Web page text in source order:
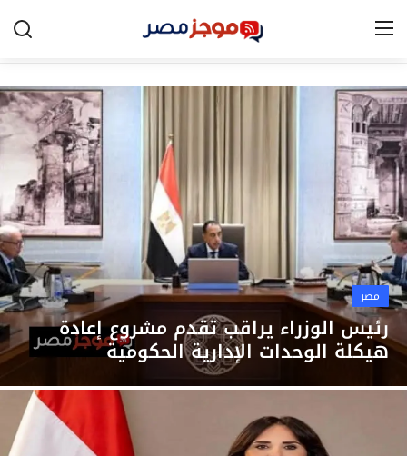
الرئيسية
مصر
الخليج
العالم
الرياضة
اقتصاد
تكنولوجيا
التعليم
مصر
رئيس الوزراء يراقب تقدم مشروع إعادة
هيكلة الوحدات الإدارية الحكومية